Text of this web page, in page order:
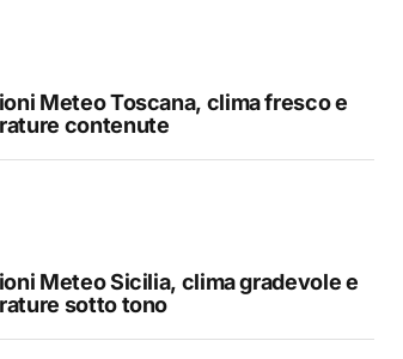
Meteo Toscana, clima fresco e
contenute
Meteo Sicilia, clima gradevole e
sotto tono